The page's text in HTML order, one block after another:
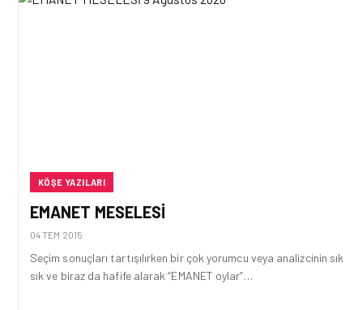
KÖŞE YAZILARI
EMANET MESELESI
04 TEM 2015
Seçim sonuçları tartışılırken bir çok yorumcu veya analizcinin sık
sık ve biraz da hafife alarak “EMANET oylar”…